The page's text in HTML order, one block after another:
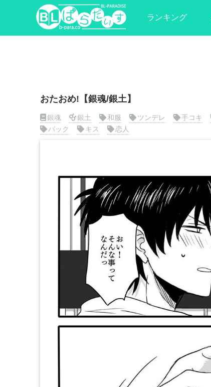
ランキング
おたおめ!【銀魂/銀土】
銀魂 銀土 和服 ツンデレ 手コキ
バック
キス 恋人